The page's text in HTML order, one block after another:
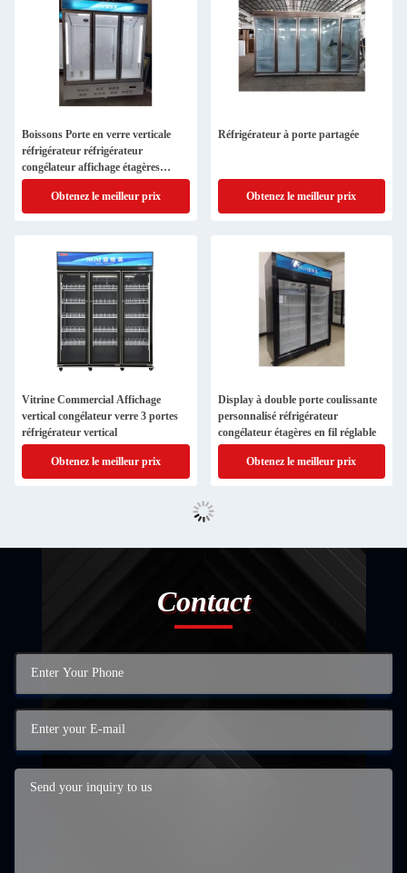
Boissons Porte en verre verticale
réfrigérateur réfrigérateur
congélateur affichage étagères
réglables
Obtenez le meilleur prix
Réfrigérateur à porte partagée
Obtenez le meilleur prix
Vitrine Commercial Affichage
vertical congélateur verre 3 portes
réfrigérateur vertical
Obtenez le meilleur prix
Display à double porte coulissante
personnalisé réfrigérateur
congélateur étagères en fil réglable
Obtenez le meilleur prix
Contact